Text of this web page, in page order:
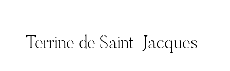
Terrine de Saint-Jacques